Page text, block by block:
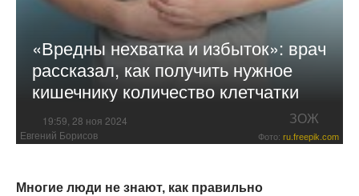
«Вредны нехватка и избыток»: врач
рассказал, как получить нужное
кишечнику количество клетчатки
19:59, 28 ноя 2024 ЗОЖ
Евгений Борисов Фото: ru.freepik.com
Многие люди не знают, как правильно